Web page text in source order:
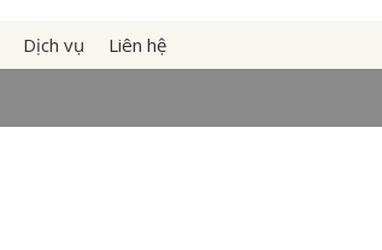
Dịch vụ Liên hệ